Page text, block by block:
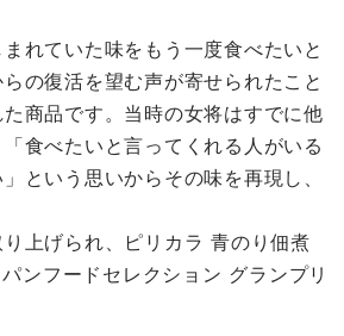
れていた味をもう一度食べたいと
の復活を望む声が寄せられたこと
商品です。当時の女将はすでに他
食べたいと言ってくれる人がいる
という思いからその味を再現し、
上げられ、ピリカラ 青のり佃煮
ンフードセレクション グランプリ